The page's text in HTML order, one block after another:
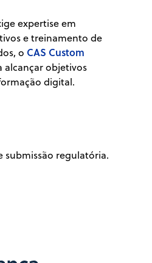
expertise em
e treinamento de
o CAS Custom
alcançar objetivos
digital.
submissão regulatória.